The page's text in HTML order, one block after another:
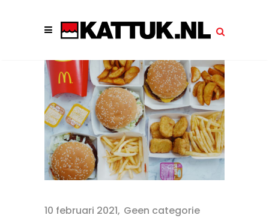
10 februari 2021 Geen categorie